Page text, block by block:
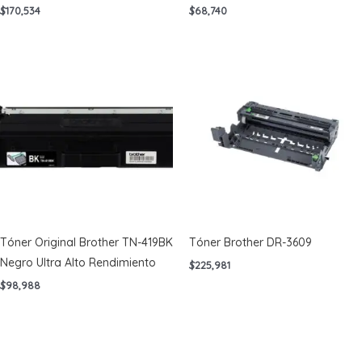
$170,534 $68,740
Tóner Original Brother TN-419BK
Negro Ultra Alto Rendimiento
$98,988
Tóner Brother DR-3609
$225,981